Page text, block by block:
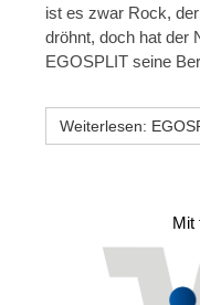
ist es zwar Rock,
dröhnt, doch hat der
EGOSPLIT seine
Weiterlesen:
Mit